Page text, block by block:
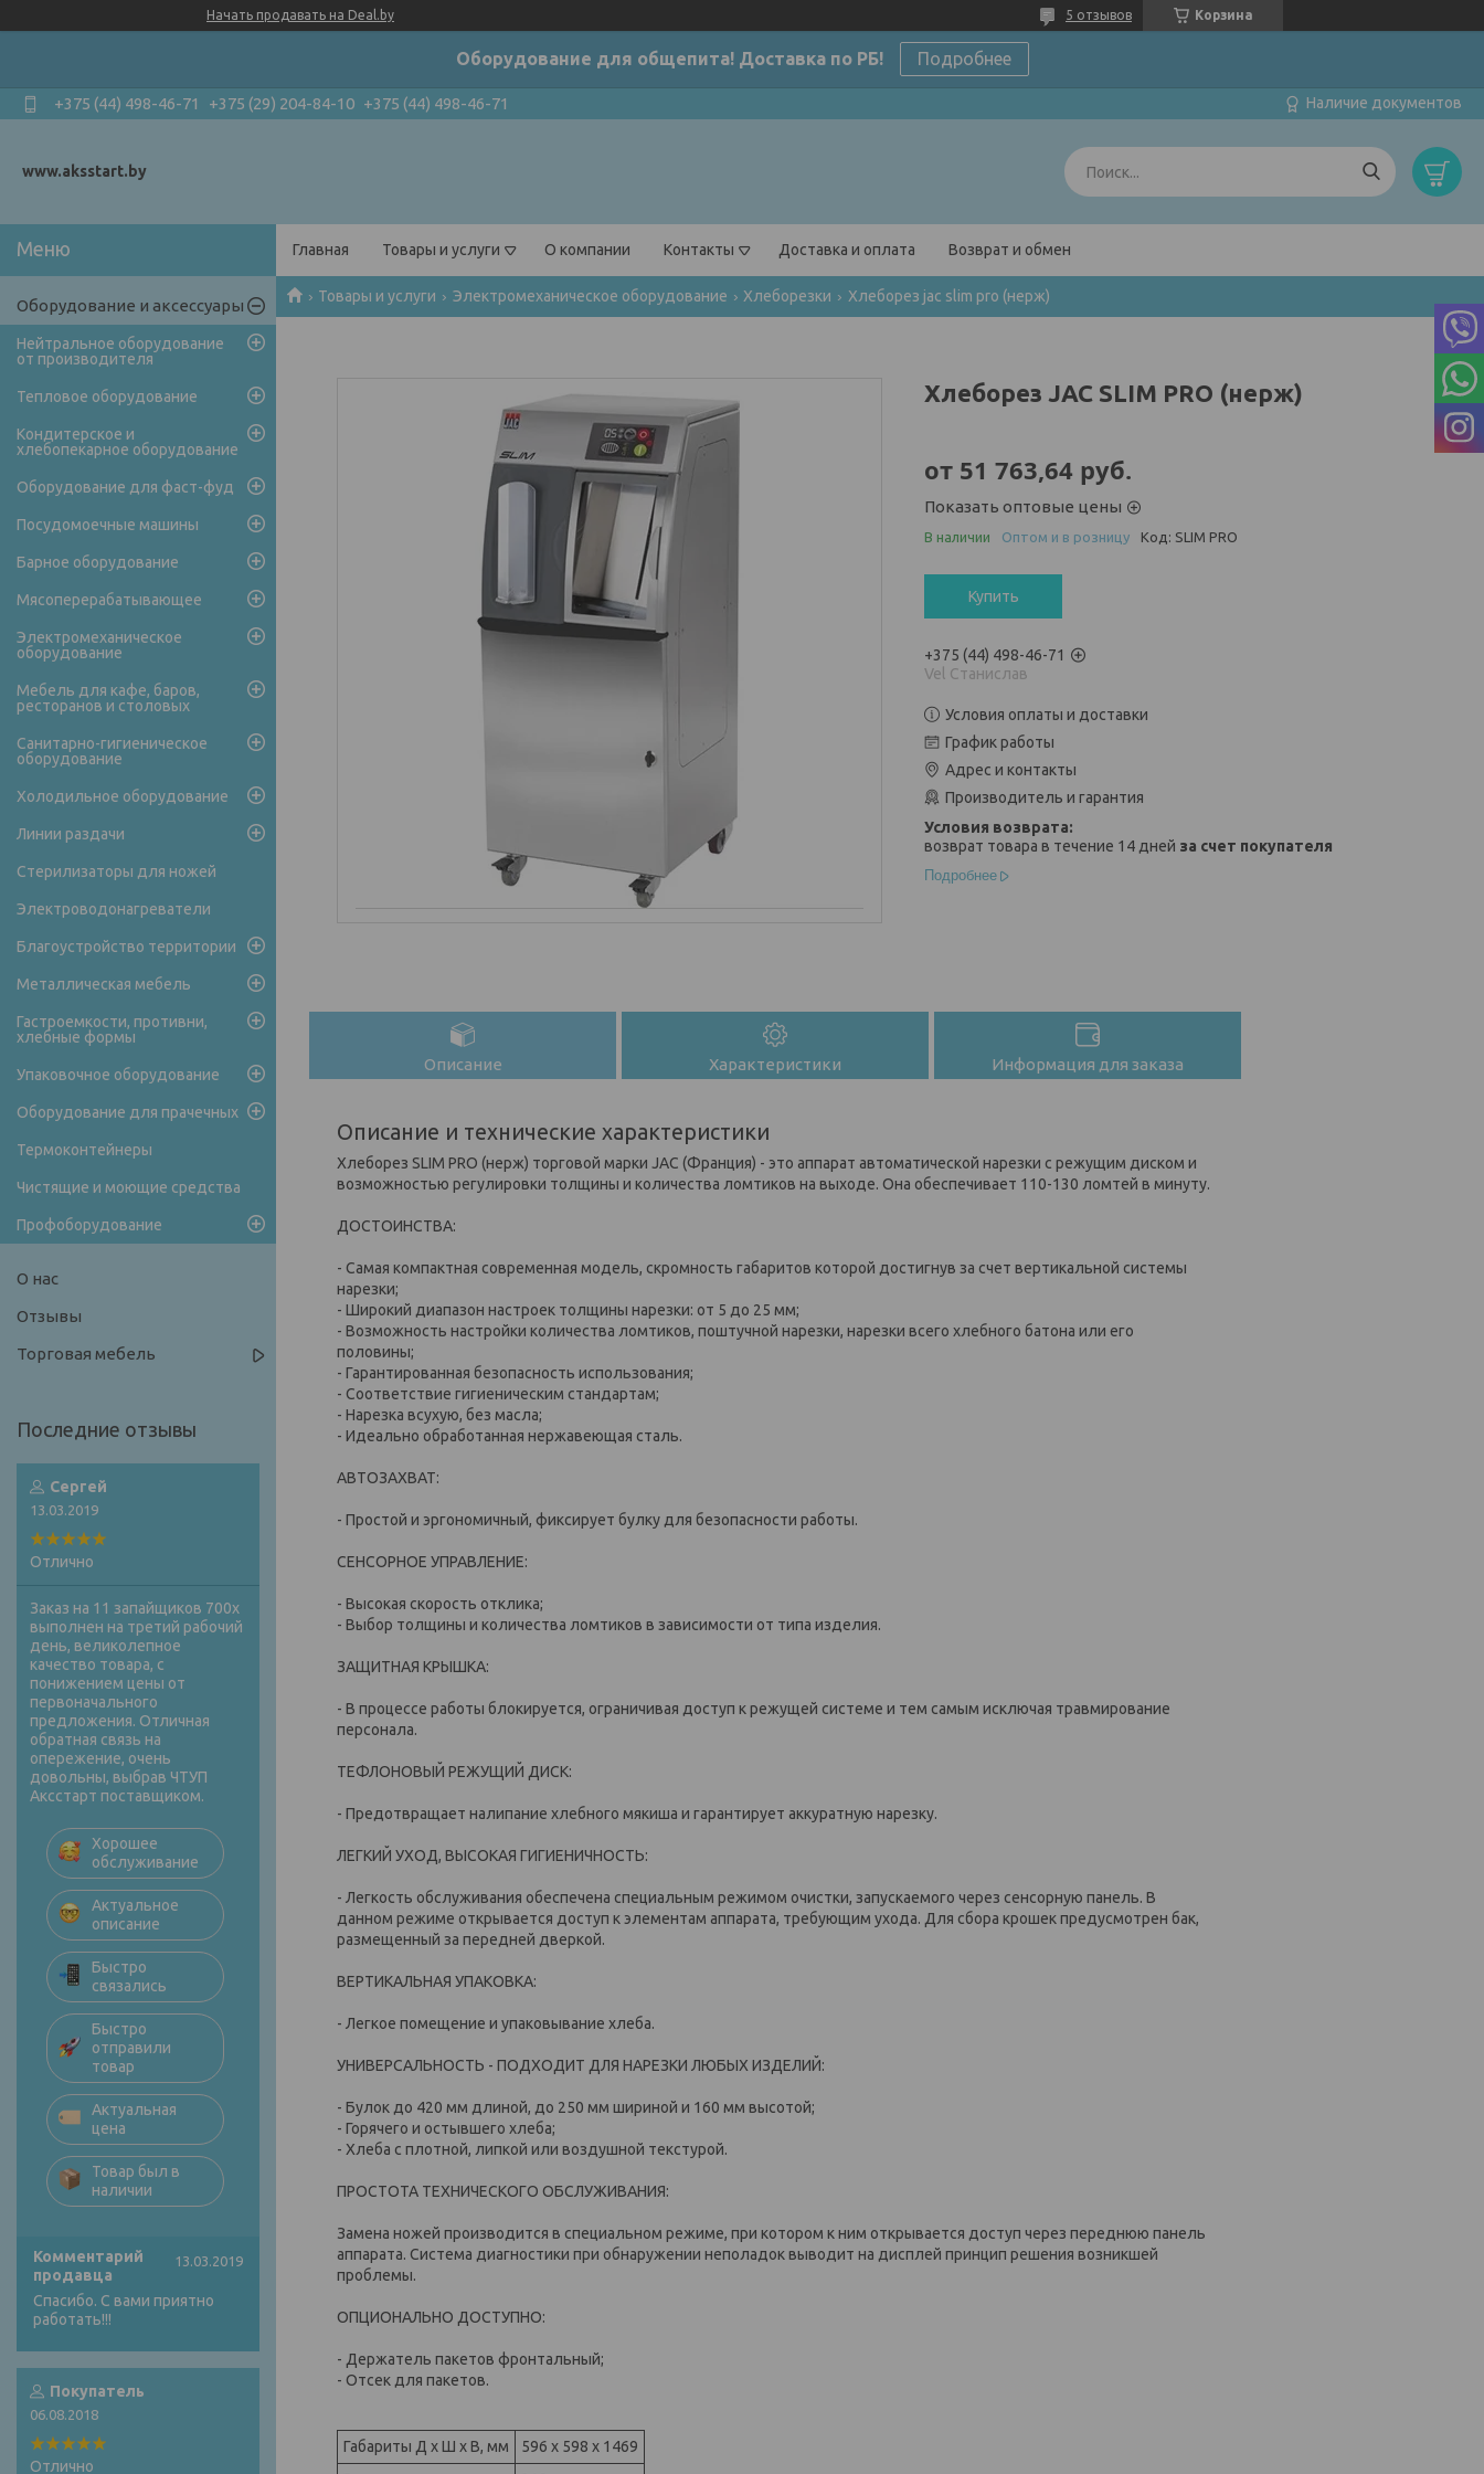
Начать продавать на Deal.by Корзина
5 отзывов
Оборудование для общепита! Доставка по РБ! Подробнее
+375 (44) 498-46-71 +375 (29) 204-84-10 +375 (44) 498-46-71 Наличие документов
www.aksstart.by
Главная Товары и услуги О компании Контакты Доставка и оплата Возврат и обмен
Товары и услуги Электромеханическое оборудование Хлеборезки Хлеборез jac slim pro (нерж)
Хлеборез JAC SLIM PRO (нерж)
от 51 763,64 руб.
Показать оптовые цены
В наличии Оптом и в розницу Код: SLIM PRO
Купить
+375 (44) 498-46-71
Vel Станислав
Условия оплаты и доставки
График работы
Адрес и контакты
Производитель и гарантия
возврат товара в течение 14 дней за счет покупателя
Подробнее
Описание Характеристики Информация для заказа
Описание и технические характеристики
Хлеборез SLIM PRO (нерж) торговой марки JAC (Франция) - это аппарат автоматической нарезки с режущим диском и
возможностью регулировки толщины и количества ломтиков на выходе. Она обеспечивает 110-130 ломтей в минуту.
ДОСТОИНСТВА:
- Самая компактная современная модель, скромность габаритов которой достигнув за счет вертикальной системы
нарезки;
- Широкий диапазон настроек толщины нарезки: от 5 до 25 мм;
- Возможность настройки количества ломтиков, поштучной нарезки, нарезки всего хлебного батона или его
половины;
- Гарантированная безопасность использования;
- Соответствие гигиеническим стандартам;
- Нарезка всухую, без масла;
- Идеально обработанная нержавеющая сталь.
АВТОЗАХВАТ:
- Простой и эргономичный, фиксирует булку для безопасности работы.
СЕНСОРНОЕ УПРАВЛЕНИЕ:
- Высокая скорость отклика;
- Выбор толщины и количества ломтиков в зависимости от типа изделия.
ЗАЩИТНАЯ КРЫШКА:
- В процессе работы блокируется, ограничивая доступ к режущей системе и тем самым исключая травмирование
персонала.
ТЕФЛОНОВЫЙ РЕЖУЩИЙ ДИСК:
- Предотвращает налипание хлебного мякиша и гарантирует аккуратную нарезку.
ЛЕГКИЙ УХОД, ВЫСОКАЯ ГИГИЕНИЧНОСТЬ:
- Легкость обслуживания обеспечена специальным режимом очистки, запускаемого через сенсорную панель. В
данном режиме открывается доступ к элементам аппарата, требующим ухода. Для сбора крошек предусмотрен бак,
размещенный за передней дверкой.
ВЕРТИКАЛЬНАЯ УПАКОВКА:
- Легкое помещение и упаковывание хлеба.
УНИВЕРСАЛЬНОСТЬ - ПОДХОДИТ ДЛЯ НАРЕЗКИ ЛЮБЫХ ИЗДЕЛИЙ:
- Булок до 420 мм длиной, до 250 мм шириной и 160 мм высотой;
- Горячего и остывшего хлеба;
- Хлеба с плотной, липкой или воздушной текстурой.
ПРОСТОТА ТЕХНИЧЕСКОГО ОБСЛУЖИВАНИЯ:
Замена ножей производится в специальном режиме, при котором к ним открывается доступ через переднюю панель
аппарата. Система диагностики при обнаружении неполадок выводит на дисплей принцип решения возникшей
проблемы.
ОПЦИОНАЛЬНО ДОСТУПНО:
- Держатель пакетов фронтальный;
- Отсек для пакетов.
Габариты Д х Ш х В, мм
596 х 598 х 1469
Оборудование и аксессуары
Нейтральное оборудование
от производителя
Тепловое оборудование
Кондитерское и
хлебопекарное оборудование
Оборудование для фаст-фуд
Посудомоечные машины
Барное оборудование
Мясоперерабатывающее
Электромеханическое
оборудование
Мебель для кафе, баров,
ресторанов и столовых
Санитарно-гигиеническое
оборудование
Холодильное оборудование
Линии раздачи
Стерилизаторы для ножей
Электроводонагреватели
Благоустройство территории
Металлическая мебель
Гастроемкости, противни,
хлебные формы
Упаковочное оборудование
Оборудование для прачечных
Термоконтейнеры
Чистящие и моющие средства
Профоборудование
О нас
Отзывы
Торговая мебель
Сергей
13.03.2019
Отлично
Заказ на 11 запайщиков 700х
выполнен на третий рабочий
день, великолепное
качество товара, с
понижением цены от
первоначального
предложения. Отличная
обратная связь на
опережение, очень
довольны, выбрав ЧТУП
Аксстарт поставщиком.
Хорошее
обслуживание
Актуальное
описание
Быстро
связались
Быстро
отправили
товар
Актуальная
цена
Товар был в
наличии
Комментарий
продавца
13.03.2019
Спасибо. С вами приятно
работать!!!
Покупатель
06.08.2018
Отлично